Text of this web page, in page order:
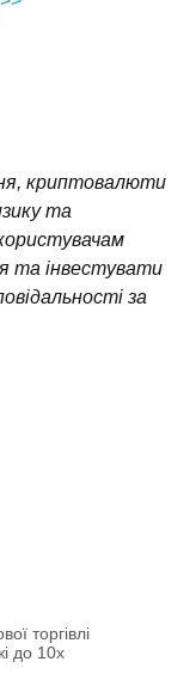
криптовалюти
та
та інвестувати
за
торгівлі
до 10x